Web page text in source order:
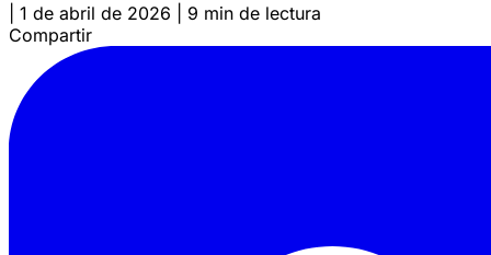
1 de abril de 2026
9 min de lectura
Compartir